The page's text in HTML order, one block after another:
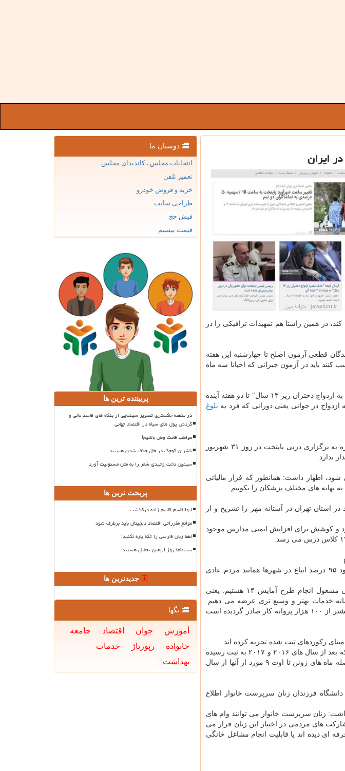
ایران
در معابر تهران افزایش پیدا كند، در همین راستا هم تمهیدات ترافیكی را در
قطعی آزمون اصلح تا چهارشنبه این هفته
باید در آزمون جبرانی كه احیانا سه ماه
معصومه ابتكار، معاون رئیس جمهور در امور زنان و خانواده از ارسال لایحه "حذف تبصره مربوط به ازدواج دختران زیر ۱۳ سال" تا دو هفته آینده
در جوانی یعنی دورانی كه فرد به بلوغ
سردار حسین رحیمی در حاشیه طرح دستگیری بیشتر از ۴۰۰ تن از اراذل و اوباش تهران با اشاره به برگزاری دربی پایتخت در روز ۳۱ شهریور
ندارد.
اظهار داشت: همانطور كه فرار مالیاتی
به بهانه های مختلف پزشكان را بكوبیم.
استان تهران در آستانه مهر را تشریح و از
و كوشش برای افزایش ایمنی مدارس موجود
مهدی محمودی، مدیر كل امور اتباع و مهاجرین خارجی وزارت كشور ضمن اشاره به اینكه حدود ۹۵ درصد اتباع در شهرها همانند مردم عادی
وی در بخش دیگری از صحبت هایش به طرح آمایش ۱۴ اشاره نمود و اظهار داشت: هم اكنون مشغول انجام طرح آمایش ۱۴ هستیم. یعنی
خدمات بهتر و وسیع تری عرضه می دهیم.
همینطور در كنار طرح سرشماری و آمایش، كارت های پروانه كار هم صادر می شود. هم اكنون بیشتر از ۱۰۰ هزار پروانه كار صادر گردیده است
محققان اداره ملی اقیانوسی و جوی آمریكا اظهار داشتند: تابحال ۲۰۱۹ سومین سال گرمی بوده كه بعد از سال های ۲۰۱۶ و ۲۰۱۷ به ثبت رسیده
است. همینطور از میان ۱۰ ركورد بالای دما در سطح اقیانوس ها و مناطق خشكی در جهان در فاصله ماه های ژوئن تا اوت ۹ مورد از آنها از سال
استان تهران از پرداخت ۳۰ تا ۱۰۰ درصدی شهریه دانشگاه فرزندان زنان سرپرست خانوار اطلاع
زنان سرپرست خانوار می توانند وام های
وام ها از راه حوزه مشاركت های مردمی در اختیار این زنان قرار می
ای دیده اند یا قابلیت انجام مشاغل خانگی
دوستان ما
انتخابات مجلس ، کاندیدای مجلس
تعمیر تلفن
خرید و فروش خودرو
طراحی سایت
فیش حج
قیمت بیسیم
پربیننده ترین ها
در منطقه خاکستری تصویر سینمایی از بنگاه های فاسد مالی و
گردش پول های سیاه در اقتصاد جهانی
مواظب قامت وطن باشیم!
ناشران کوچک در حال حذف شدن هستند
سیمین دخت وحیدی شعر را به متن مسئولیت آورد
پربحث ترین ها
ابوالقاسم قاسم زاده درگذشت
موانع مقرراتی اقتصاد دیجیتال باید برطرف شود
لطفا زبان فارسی را تکه پاره نکنید!
سینماها روز اربعین تعطیل هستند
جدیدترین ها
تگها
آموزش جوان اقتصاد
جامعه
خانواده
رپورتاژ
خدمات
بهداشت